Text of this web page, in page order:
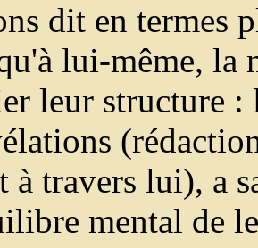
dit en termes
lui-même, la
leur structure :
à travers lui), a
mental de